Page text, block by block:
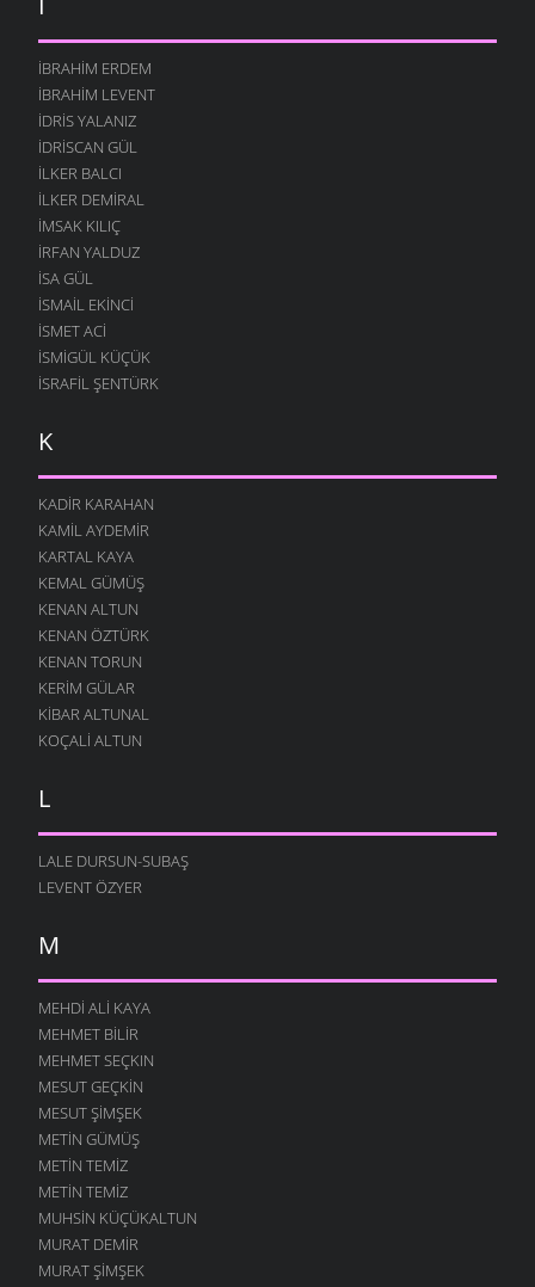
İBRAHIM ERDEM
İBRAHIM LEVENT
İDRIS YALANIZ
IDRISCAN GÜL
İLKER BALCI
İLKER DEMIRAL
İMSAK KILIÇ
İRFAN YALDUZ
ISA GÜL
ISMAIL EKINCI
İSMET ACI
İSMIGÜL KÜÇÜK
İSRAFIL ŞENTÜRK
K
KADIR KARAHAN
KAMIL AYDEMIR
KARTAL KAYA
KEMAL GÜMÜŞ
KENAN ALTUN
KENAN ÖZTÜRK
KENAN TORUN
KERIM GÜLAR
KIBAR ALTUNAL
KOÇALI ALTUN
L
LALE DURSUN-SUBAŞ
LEVENT ÖZYER
M
MEHDI ALI KAYA
MEHMET BILIR
MEHMET SEÇKIN
MESUT GEÇKIN
MESUT ŞIMŞEK
METIN GÜMÜŞ
METIN TEMIZ
METIN TEMIZ
MUHSIN KÜÇÜKALTUN
MURAT DEMIR
MURAT ŞIMŞEK